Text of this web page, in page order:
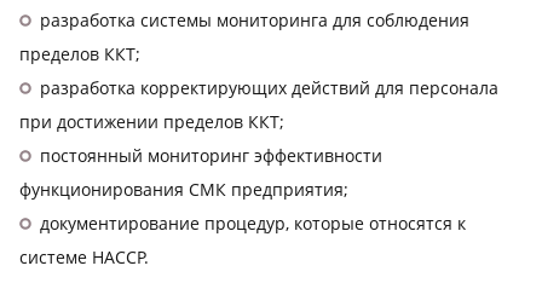
разработка системы мониторинга для соблюдения
пределов ККТ;
разработка корректирующих действий для персонала
при достижении пределов ККТ;
постоянный мониторинг эффективности
функционирования СМК предприятия;
документирование процедур, которые относятся к
системе HACCP.